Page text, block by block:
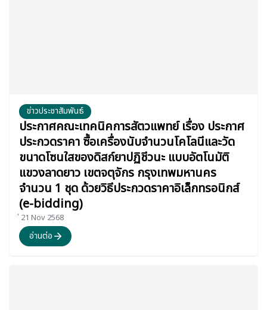
ข่าวประชาสัมพันธ์
ประกาศคณะเทคนิคการสัตวแพทย์ เรื่อง ประกาศ
ประกวดราคา ซื้อเครื่องนับจำนวนโคโลนีและวัด
ขนาดโซนใสของดิสก์ยาปฏิชีวนะ แบบอัตโนมัติ
แขวงลาดยาว เขตจตุจักร กรุงเทพมหานคร
จำนวน 1 ชุด ด้วยวิธีประกวดราคาอิเล็กทรอนิกส์
(e-bidding)
่ 21 Nov 2568
อ่านต่อ